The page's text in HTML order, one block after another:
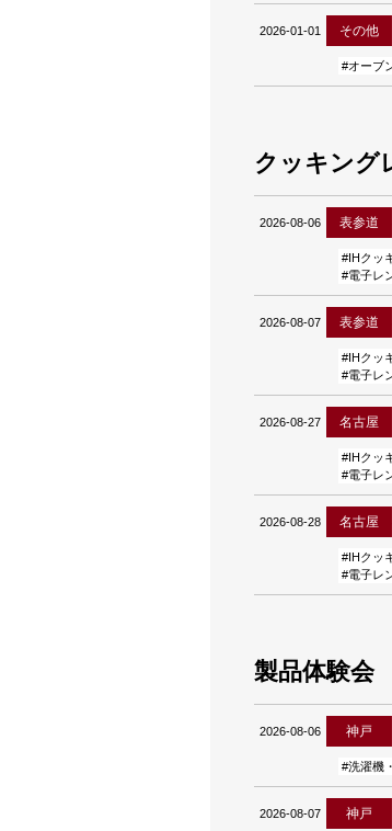
2026-01-01 その他
#オーブ
クッキング
2026-08-06 表参道
#IHクッ
#電子レ
2026-08-07 表参道
#IHクッ
#電子レ
2026-08-27 名古屋
#IHクッ
#電子レ
2026-08-28 名古屋
#IHクッ
#電子レ
製品体験会
2026-08-06 神戸
#洗濯機
2026-08-07 神戸